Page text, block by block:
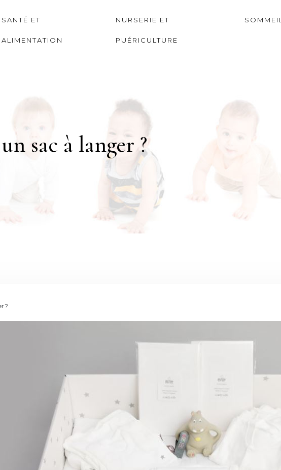
SANTÉ ET
ALIMENTATION
NURSERIE ET
PUÉRICULTURE
SOMMEIL
sac à langer ?
?